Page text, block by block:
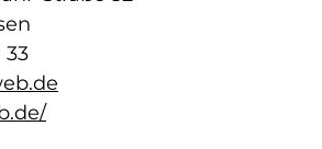
33